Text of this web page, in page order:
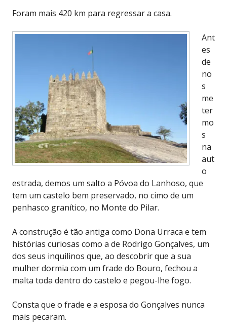
Foram mais 420 km para regressar a casa.
Ant
es
de
no
s
me
ter
mo
s
na
aut
o
estrada, demos um salto a Póvoa do Lanhoso, que
tem um castelo bem preservado, no cimo de um
penhasco granítico, no Monte do Pilar.
A construção é tão antiga como Dona Urraca e tem
histórias curiosas como a de Rodrigo Gonçalves, um
dos seus inquilinos que, ao descobrir que a sua
mulher dormia com um frade do Bouro, fechou a
malta toda dentro do castelo e pegou-lhe fogo.
Consta que o frade e a esposa do Gonçalves nunca
mais pecaram.